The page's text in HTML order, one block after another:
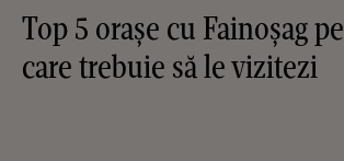
Top 5 oraşe cu Fainoşag pe
care trebuie să le vizitezi